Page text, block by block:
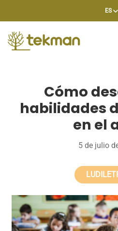
ES
Cómo
habilidades
en el
5 de julio